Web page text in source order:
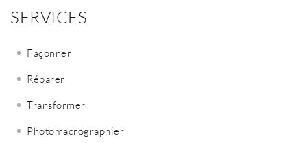
SERVICES
Façonner
Réparer
Transformer
Photomacrographier